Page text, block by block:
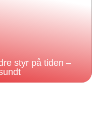
styr på tiden –